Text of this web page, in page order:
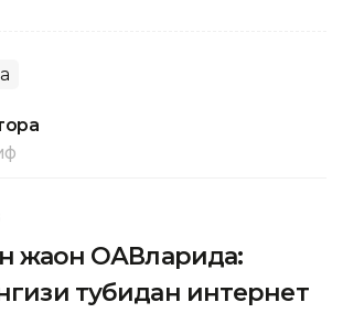
жаҳон ОАВларида:
тубидан интернет